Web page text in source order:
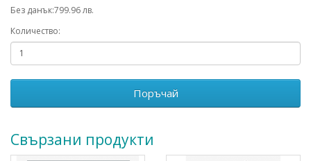
Без данък:799.96 лв.
Количество:
Поръчай
Свързани продукти